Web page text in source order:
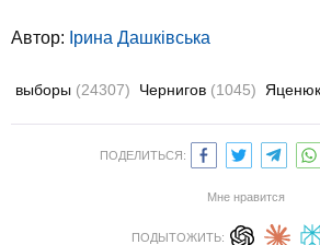
Автор: Ірина Дашківська
выборы (24307) Чернигов (1045)
ПОДЕЛИТЬСЯ:
Мне нравится
ПОДЫТОЖИТЬ: